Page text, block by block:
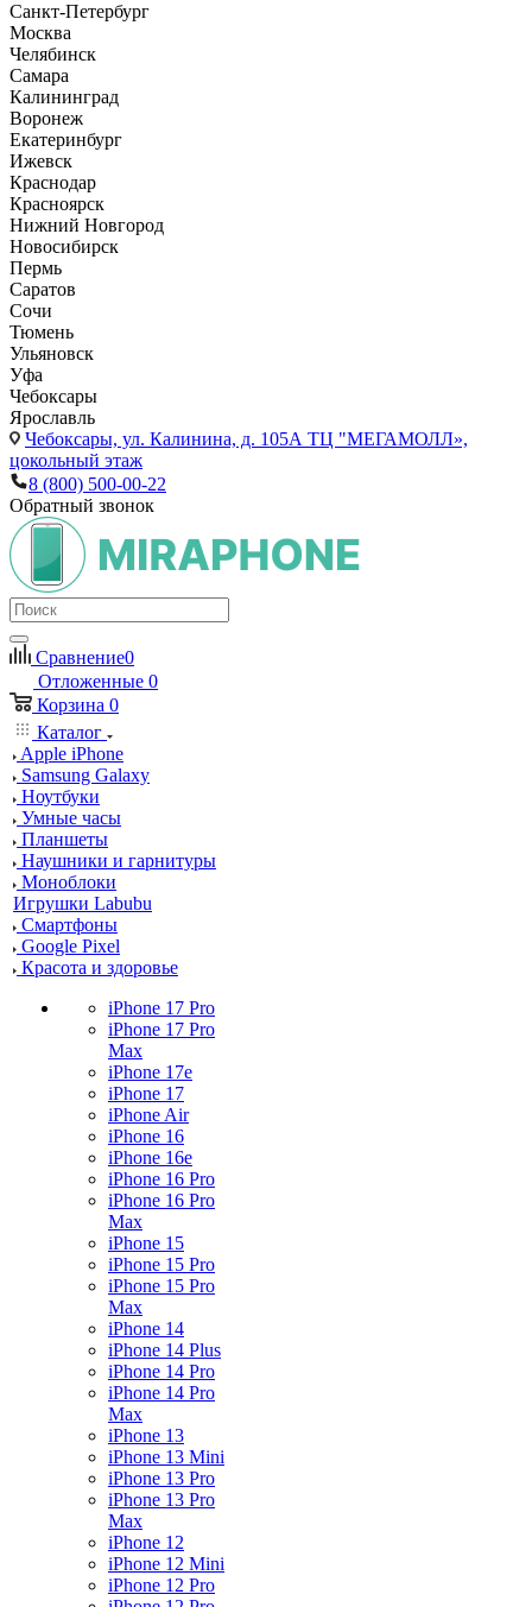
Санкт-Петербург
Москва
Челябинск
Самара
Калининград
Воронеж
Екатеринбург
Ижевск
Краснодар
Красноярск
Нижний Новгород
Новосибирск
Пермь
Саратов
Сочи
Тюмень
Ульяновск
Уфа
Чебоксары
Ярославль
Чебоксары, ул. Калинина, д. 105А ТЦ "МЕГАМОЛЛ»,
цокольный этаж
8 (800) 500-00-22
Обратный звонок
Сравнение0
Отложенные 0
Корзина 0
Каталог
Apple iPhone
Samsung Galaxy
Ноутбуки
Умные часы
Планшеты
Наушники и гарнитуры
Моноблоки
Игрушки Labubu
Смартфоны
Google Pixel
Красота и здоровье
iPhone 17 Pro
iPhone 17 Pro
Max
iPhone 17e
iPhone 17
iPhone Air
iPhone 16
iPhone 16e
iPhone 16 Pro
iPhone 16 Pro
Max
iPhone 15
iPhone 15 Pro
iPhone 15 Pro
Max
iPhone 14
iPhone 14 Plus
iPhone 14 Pro
iPhone 14 Pro
Max
iPhone 13
iPhone 13 Mini
iPhone 13 Pro
iPhone 13 Pro
Max
iPhone 12
iPhone 12 Mini
iPhone 12 Pro